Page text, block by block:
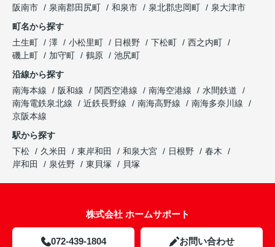
阪南市
泉南郡田尻町 和泉市 泉北郡忠岡町
泉大津市
町名から探す
土生町
澤 小松里町 日根野 下松町
西之内町
磯上町
加守町 鶴原
池尻町
沿線から探す
南海本線
阪和線 関西空港線 南海空港線
水間鉄道
南海電鉄泉北線
近鉄長野線 南海高野線
南海多奈川線
京阪本線
駅から探す
下松
久米田 東岸和田 和泉大宮 日根野
春木
岸和田
泉佐野 東貝塚 貝塚
株式会社 ホームサポート
072-439-1804 お問い合わせ